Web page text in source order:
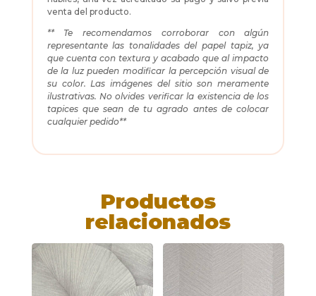
venta del producto.
** Te recomendamos corroborar con algún
representante las tonalidades del papel tapiz, ya
que cuenta con textura y acabado que al impacto
de la luz pueden modificar la percepción visual de
su color. Las imágenes del sitio son meramente
ilustrativas. No olvides verificar la existencia de los
tapices que sean de tu agrado antes de colocar
cualquier pedido**
Productos
relacionados